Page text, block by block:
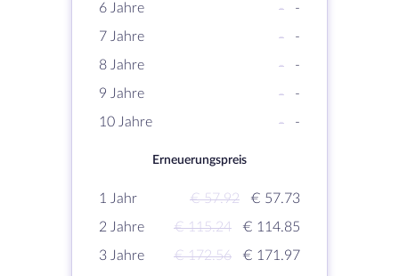
6 Jahre
-
-
7 Jahre
-
-
8 Jahre
-
-
9 Jahre
-
-
10 Jahre
- -
Erneuerungspreis
1 Jahr € 57.92
€ 57.73
2 Jahre
€ 115.24
€ 114.85
3 Jahre
€ 172.56
€ 171.97